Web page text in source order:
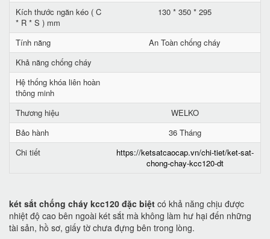
Kích thước ngăn kéo ( C
* R * S ) mm
130 * 350 * 295
Tính năng
An Toàn chống cháy
Khả năng chống cháy
Hệ thống khóa liên hoàn
thông minh
Thương hiệu
WELKO
Bảo hành
36 Tháng
Chi tiết
https://ketsatcaocap.vn/chi-tiet/ket-sat-
chong-chay-kcc120-dt
két sắt chống cháy kcc120 đặc biệt có khả năng chịu được
nhiệt độ cao bên ngoài két sắt mà không làm hư hại đến những
tài sản, hồ sơ, giấy tờ chưa đựng bên trong lòng.